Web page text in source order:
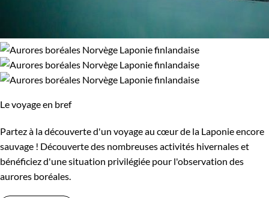
Le voyage en bref
Partez à la découverte d'un voyage au cœur de la Laponie encore
sauvage ! Découverte des nombreuses activités hivernales et
bénéficiez d'une situation privilégiée pour l'observation des
aurores boréales.